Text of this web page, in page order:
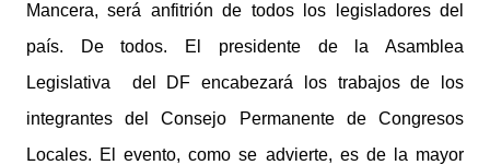
Mancera, será anfitrión de todos los legisladores del
país. De todos. El presidente de la Asamblea
Legislativa del DF encabezará los trabajos de los
integrantes del Consejo Permanente de Congresos
Locales. El evento, como se advierte, es de la mayor